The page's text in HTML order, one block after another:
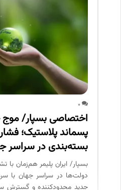
0
اختصاصی بسپار/ موج
پسماند پلاستیک؛
بسته‌بندی در سراسر
بسپار/ ایران پلیمر هم‌زمان با
دولت‌ها در سراسر جهان با
جدید محدودکننده و گسترش